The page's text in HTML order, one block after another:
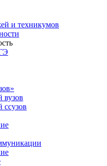
и техникумов
вузов
ссузов